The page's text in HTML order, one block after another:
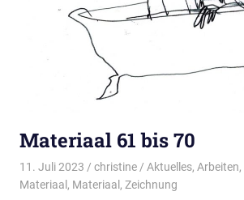
Materiaal 61 bis 70
11. Juli 2023 christine Aktuelles, Arbeiten,
Materiaal , Materiaal , Zeichnung